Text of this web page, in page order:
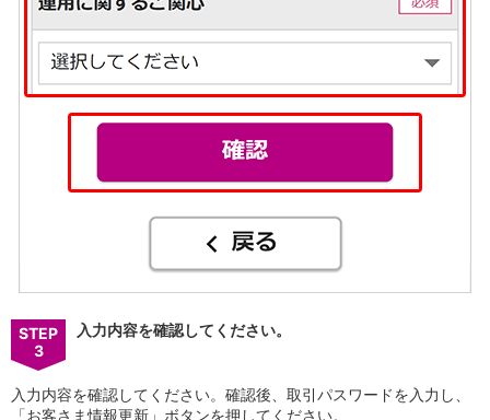
STEP
3
入力内容を確認してください。
入力内容を確認してください。確認後、取引パスワードを入力し、
「お客さま情報更新」ボタンを押してください。